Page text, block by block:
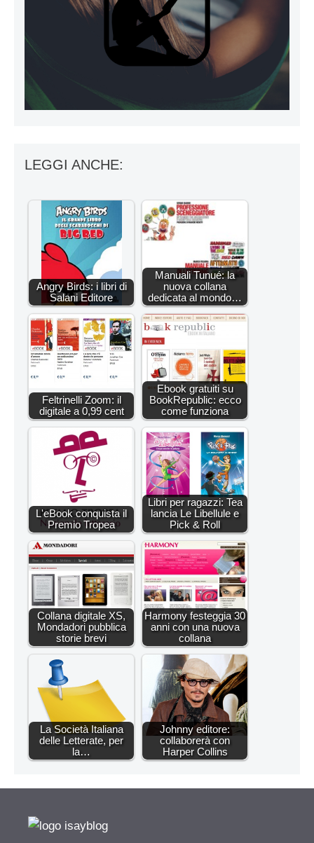
LEGGI ANCHE:
Angry Birds: i libri di
Salani Editore
Manuali Tunué: la
nuova collana
dedicata al mondo…
Feltrinelli Zoom: il
digitale a 0,99 cent
Ebook gratuiti su
BookRepublic: ecco
come funziona
L'eBook conquista il
Premio Tropea
Libri per ragazzi: Tea
lancia Le Libellule e
Pick & Roll
Collana digitale XS,
Mondadori pubblica
storie brevi
Harmony festeggia 30
anni con una nuova
collana
La Società Italiana
delle Letterate, per
la…
Johnny editore:
collaborerà con
Harper Collins